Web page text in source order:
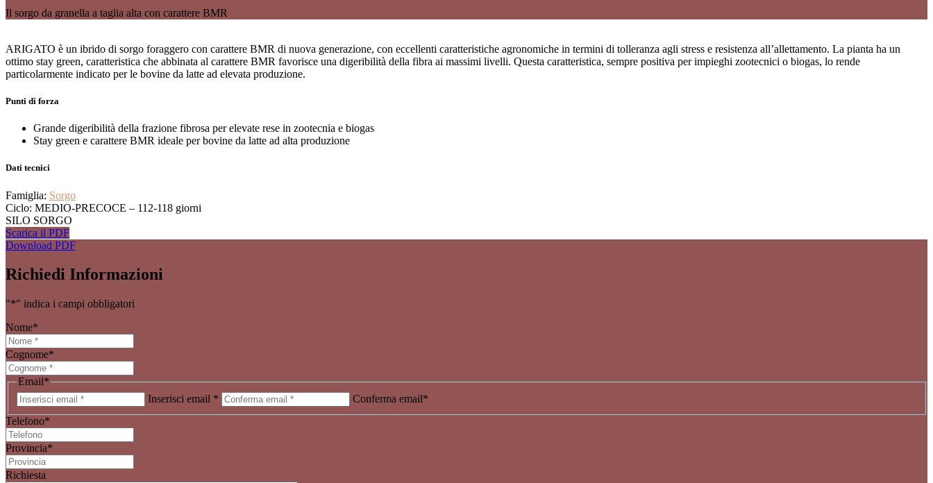
Il sorgo da granella a taglia alta con carattere BMR
ARIGATO è un ibrido di sorgo foraggero con carattere BMR di nuova generazione, con eccellenti caratteristiche agronomiche in termini di tolleranza agli stress e resistenza all’allettamento. La pianta ha un
ottimo stay green, caratteristica che abbinata al carattere BMR favorisce una digeribilità della fibra ai massimi livelli. Questa caratteristica, sempre positiva per impieghi zootecnici o biogas, lo rende
particolarmente indicato per le bovine da latte ad elevata produzione.
Punti di forza
Grande digeribilità della frazione fibrosa per elevate rese in zootecnia e biogas
Stay green e carattere BMR ideale per bovine da latte ad alta produzione
Dati tecnici
Famiglia: Sorgo
Ciclo: MEDIO-PRECOCE – 112-118 giorni
SILO SORGO
Scarica il PDF
Download PDF
Richiedi Informazioni
"*" indica i campi obbligatori
Nome*
Cognome*
Email*
Inserisci email *
Conferma email*
Telefono*
Provincia*
Richiesta